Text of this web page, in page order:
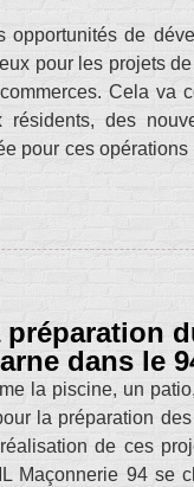
de
pour les projets
Cela va
des
pour ces
dans le
la piscine, un
la préparation
de ces
Maçonnerie 94 se